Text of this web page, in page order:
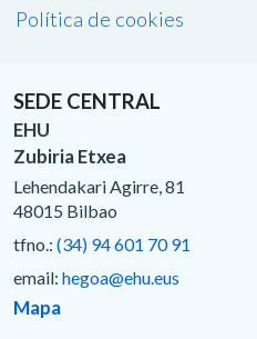
Política de cookies
SEDE CENTRAL
EHU
Zubiria Etxea
Lehendakari Agirre, 81
48015 Bilbao
tfno.: (34) 94 601 70 91
email: hegoa@ehu.eus
Mapa